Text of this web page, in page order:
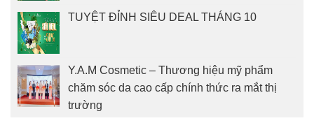
TUYỆT ĐỈNH SIÊU DEAL THÁNG 10
Y.A.M Cosmetic – Thương hiệu mỹ phẩm
chăm sóc da cao cấp chính thức ra mắt thị
trường